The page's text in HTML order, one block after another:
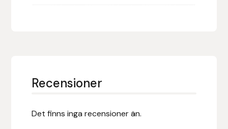
Recensioner
Det finns inga recensioner än.